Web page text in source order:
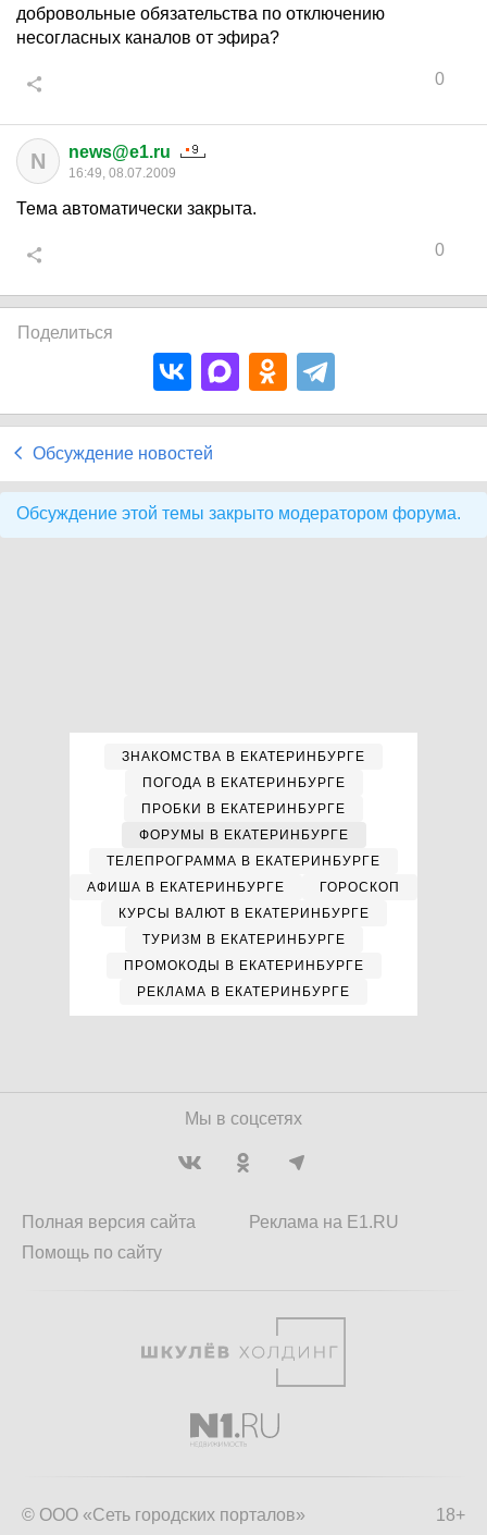
добровольные обязательства по отключению
несогласных каналов от эфира?
0
N news@e1.ru
16:49, 08.07.2009
Тема автоматически закрыта.
0
Поделиться
Обсуждение новостей
Обсуждение этой темы закрыто модератором форума.
ЗНАКОМСТВА В ЕКАТЕРИНБУРГЕ
ПОГОДА В ЕКАТЕРИНБУРГЕ
ПРОБКИ В ЕКАТЕРИНБУРГЕ
ФОРУМЫ В ЕКАТЕРИНБУРГЕ
ТЕЛЕПРОГРАММА В ЕКАТЕРИНБУРГЕ
АФИША В ЕКАТЕРИНБУРГЕ
ГОРОСКОП
КУРСЫ ВАЛЮТ В ЕКАТЕРИНБУРГЕ
ТУРИЗМ В ЕКАТЕРИНБУРГЕ
ПРОМОКОДЫ В ЕКАТЕРИНБУРГЕ
РЕКЛАМА В ЕКАТЕРИНБУРГЕ
Мы в соцсетях
Полная версия сайта
Помощь по сайту
Реклама на E1.RU
18+
© ООО «Сеть городских порталов»